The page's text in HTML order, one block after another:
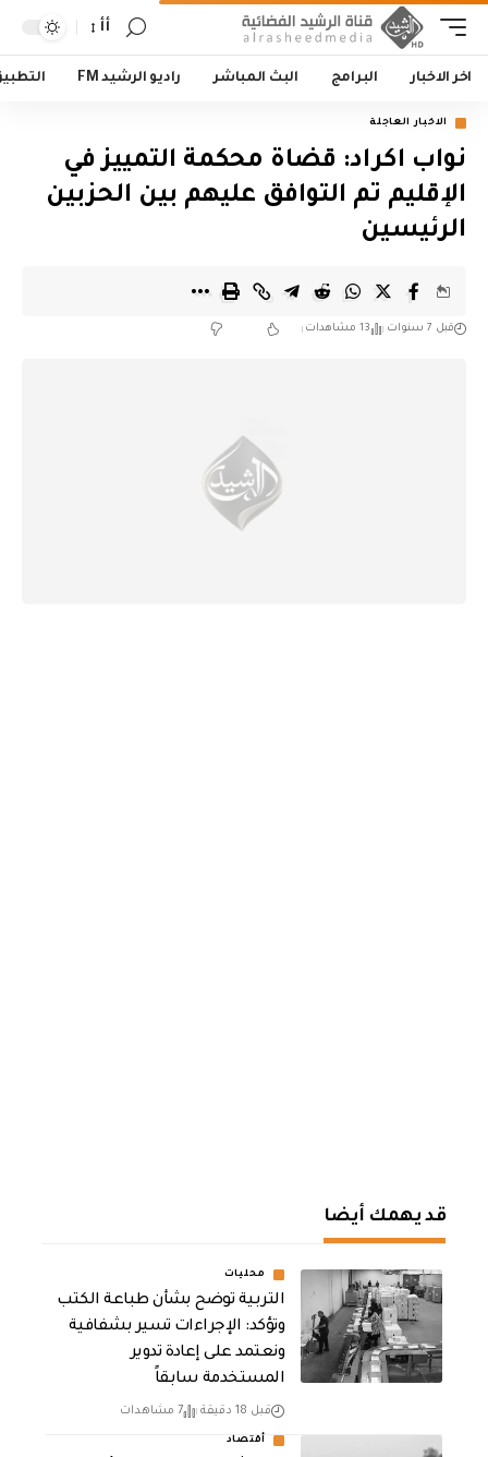
أأ
اخر الاخبار البرامج البث المباشر راديو الرشيد FM
الاخبار العاجلة
نواب اكراد: قضاة محكمة التمييز في
الإقليم تم التوافق عليهم بين الحزبين
الرئيسين
قبل 7 سنوات 13 مشاهدات
قد يهمك أيضا
محليات
التربية توضح بشأن طباعة الكتب
وتؤكد: الإجراءات تسير بشفافية
ونعتمد على إعادة تدوير
المستخدمة سابقاً
قبل 18 دقيقة 7 مشاهدات
أقتصاد